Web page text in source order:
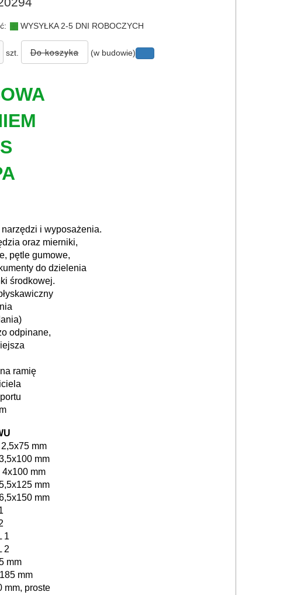
WYSYŁKA 2-5 DNI ROBOCZYCH
szt. (w budowie)
i wyposażenia.
oraz mierniki,
pętle gumowe,
do dzielenia
środkowej.
odpinane,
ramię
mm
mm
mm
mm
mm
1
2
mm
mm
mm, proste